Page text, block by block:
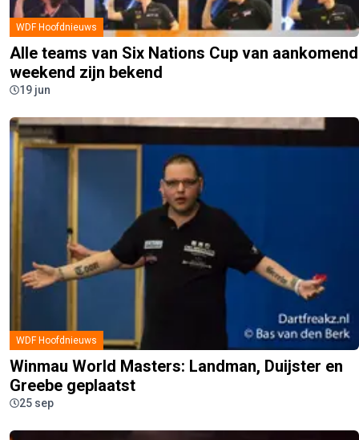
WDF Hoofdnieuws
Alle teams van Six Nations Cup van aankomend
weekend zijn bekend
19 jun
WDF Hoofdnieuws
Winmau World Masters: Landman, Duijster en
Greebe geplaatst
25 sep